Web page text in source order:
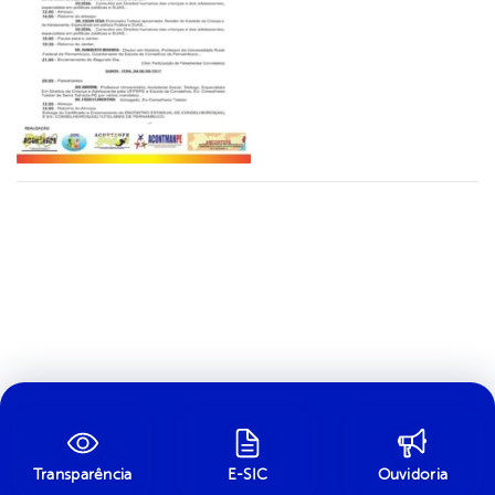
Transparência E-SIC Ouvidoria